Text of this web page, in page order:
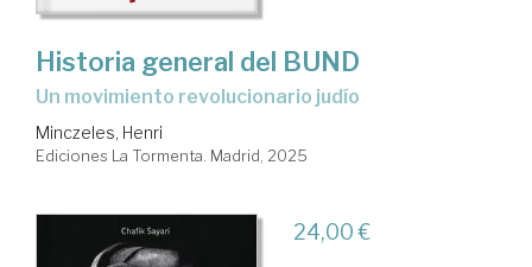
Historia general del BUND
Un movimiento revolucionario judío
Minczeles, Henri
Ediciones La Tormenta. Madrid, 2025
24,00 €